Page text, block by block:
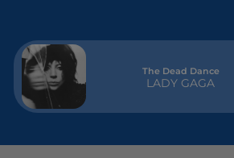
The Dead Dance
LADY GAGA